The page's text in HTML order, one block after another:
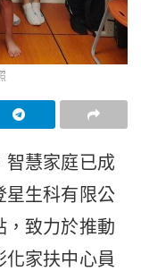
智慧家庭已成
星生科有限公
，致力於推動
化家扶中心員